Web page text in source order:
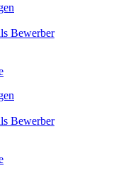
Bewerber
Bewerber